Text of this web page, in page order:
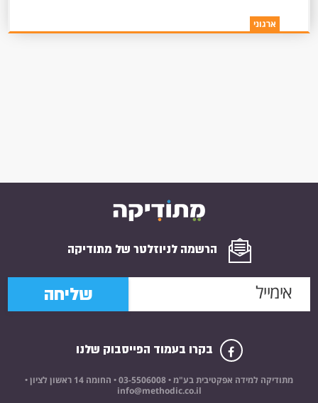
ארגוני
הרשמה לניוזלטר של מתודיקה
שליחה
בקרו בעמוד הפייסבוק שלנו
מתודיקה למידה אפקטיבית בע"מ •03-5506008• החומה 14 ראשון לציון •
info@methodic.co.il